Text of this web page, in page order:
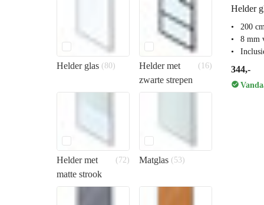
Helder glas (80)
Helder met
zwarte strepen
(16)
Helder met
matte strook
(72) Matglas (53)
Helder
200
8 mm
344,-